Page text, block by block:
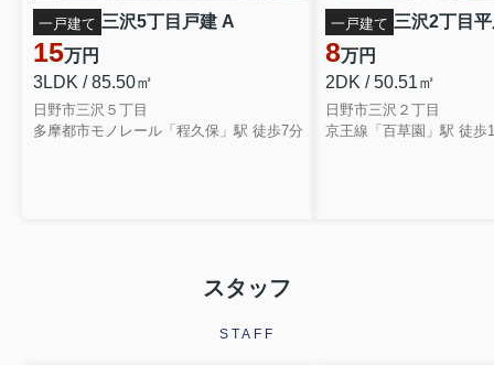
一戸建て 三沢5丁目戸建 A
15万円
3LDK / 85.50㎡
日野市三沢５丁目
多摩都市モノレール「程久保」駅 徒歩7分
一戸建て 三沢2丁目
8万円
2DK / 50.51㎡
日野市三沢２丁目
京王線「百草園」駅 徒歩
スタッフ
STAFF